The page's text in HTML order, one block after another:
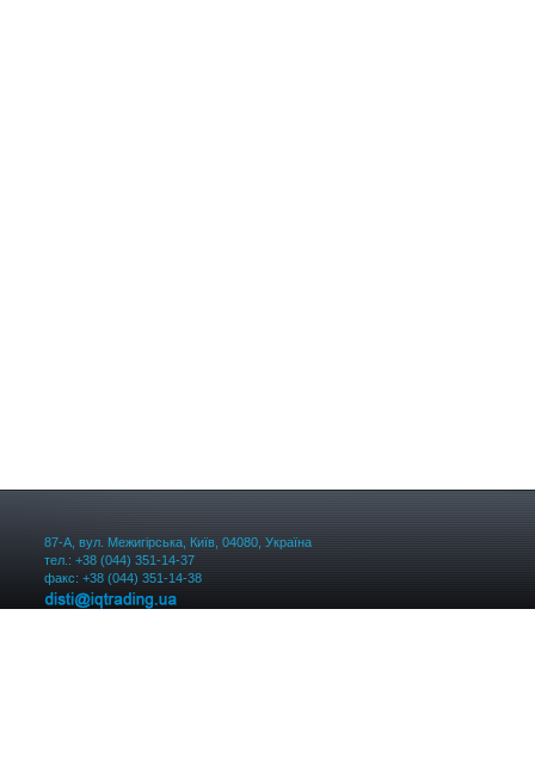
87-А, вул. Межигірська, Київ, 04080, Україна
тел.: +38 (044) 351-14-37
факс: +38 (044) 351-14-38